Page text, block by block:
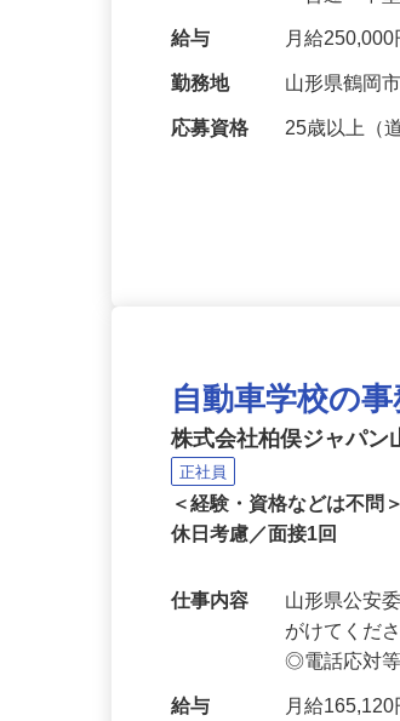
自動車学校の
株式会社柏俣ジャパ
正社員
＜経験・資格などは不
山形県公安
がけてくだ
◎電話応対